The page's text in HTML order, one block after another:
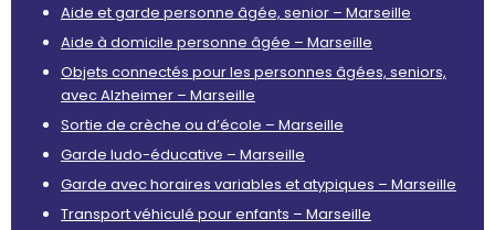
Aide et garde personne âgée, senior – Marseille
Aide à domicile personne âgée – Marseille
Objets connectés pour les personnes âgées, seniors,
avec Alzheimer – Marseille
Sortie de crèche ou d’école – Marseille
Garde ludo-éducative – Marseille
Garde avec horaires variables et atypiques – Marseille
Transport véhiculé pour enfants – Marseille